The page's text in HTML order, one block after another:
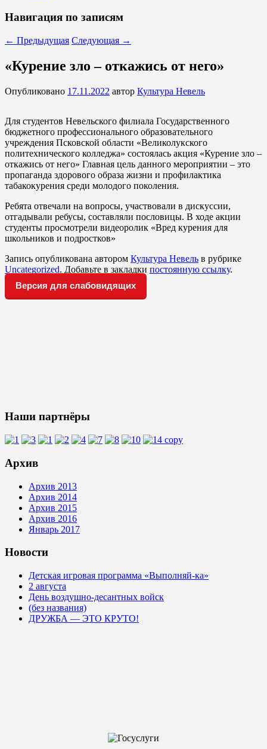
Навигация по записям
← Предыдущая Следующая →
«Курение зло – откажись от него»
Опубликовано 17.11.2022 автор Культура Невель
Для студентов Невельского филиала Государственного
бюджетного профессионального образовательного
учреждения Псковской области «Великолукского
политехнического колледжа» состоялась акция «Курение зло –
откажись от него» Главная цель данного мероприятии – это
пропаганда здорового образа жизни и профилактика
табакокурения среди молодого поколения.
Ребята отвечали на вопросы, участвовали в дискуссии,
отгадывали ребусы, составляли пословицы. В ходе акции
студенты просмотрели видеоролик «Вред курения для
школьников и подростков»
Запись опубликована автором Культура Невель в рубрике
Uncategorized. Добавьте в закладки постоянную ссылку.
Версия для слабовидящих
Наши партнёры
Архив
Архив 2013
Архив 2014
Архив 2015
Архив 2016
Январь 2017
Новости
Детская игровая программа «Выполняй-ка»
2 августа
День воздушно-десантных войск
(без названия)
ДРУЖБА — ЭТО КРУТО!